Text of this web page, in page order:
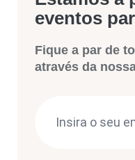
eventos
Fique a par de
através da